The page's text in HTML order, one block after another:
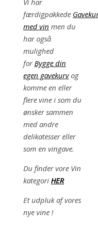
Vi har
færdigpakkede
med vin men du
har også
mulighed
forBygge din
egen gavekurvog
komme en eller
flere vine i som du
ønsker sammen
med andre
delikatesser eller
som en vingave.
Du finder vore Vin
kategori HER
Et udpluk af vores
nye vine !